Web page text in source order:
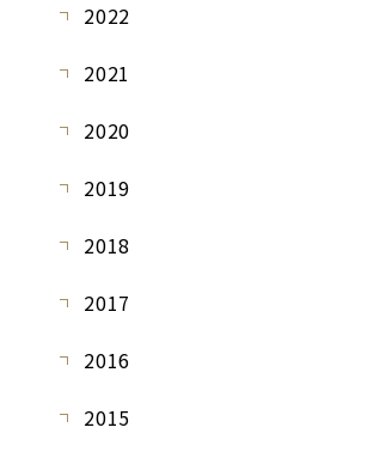
2022
2021
2020
2019
2018
2017
2016
2015